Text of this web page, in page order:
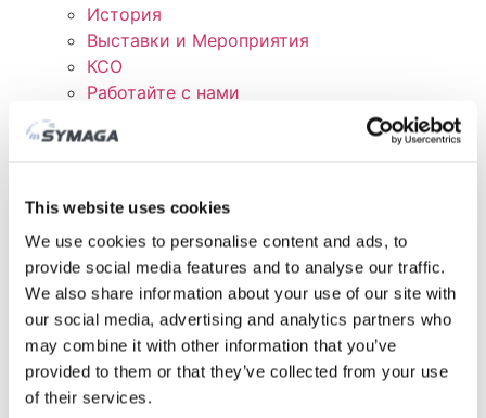
This website uses cookies
We use cookies to personalise content and ads, to
provide social media features and to analyse our traffic.
We also share information about your use of our site with
our social media, advertising and analytics partners who
may combine it with other information that you’ve
provided to them or that they’ve collected from your use
of their services.
История
Выставки и Мероприятия
КСО
Работайте с нами
СКАЧАТЬ